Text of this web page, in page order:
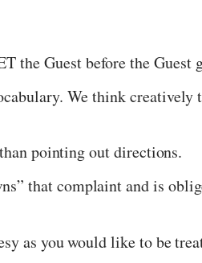
the Guest before the Guest
We think creatively
pointing out directions.
that complaint and is
as you would like to be